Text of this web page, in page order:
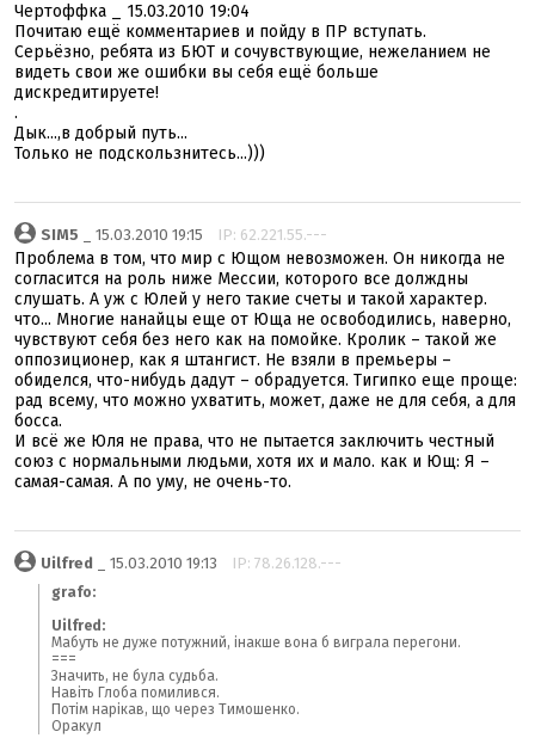
Чертоффка _ 15.03.2010 19:04
Почитаю ещё комментариев и пойду в ПР вступать.
Серьёзно, ребята из БЮТ и сочувствующие, нежеланием не
видеть свои же ошибки вы себя ещё больше
дискредитируете!
.
Дык...,в добрый путь...
Только не подскользнитесь...)))
SIM5 _ 15.03.2010 19:15 IP: 62.221.55.---
Проблема в том, что мир с Ющом невозможен. Он никогда не
согласится на роль ниже Мессии, которого все долждны
слушать. А уж с Юлей у него такие счеты и такой характер.
что... Многие нанайцы еще от Юща не освободились, наверно,
чувствуют себя без него как на помойке. Кролик – такой же
оппозиционер, как я штангист. Не взяли в премьеры –
обиделся, что-нибудь дадут – обрадуется. Тигипко еще проще:
рад всему, что можно ухватить, может, даже не для себя, а для
босса.
И всё же Юля не права, что не пытается заключить честный
союз с нормальными людьми, хотя их и мало. как и Ющ: Я –
самая-самая. А по уму, не очень-то.
Uilfred _ 15.03.2010 19:13 IP: 78.26.128.---
grafo:
Uilfred:
Мабуть не дуже потужний, інакше вона б виграла перегони.
===
Значить, не була судьба.
Навіть Глоба помилився.
Потім нарікав, що через Тимошенко.
Оракул